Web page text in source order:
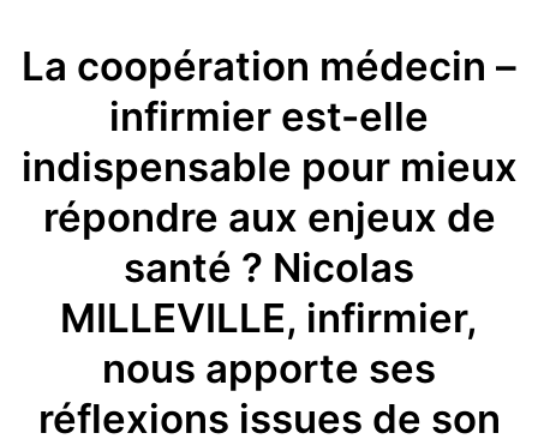
La coopération médecin –
infirmier est-elle
indispensable pour mieux
répondre aux enjeux de
santé ? Nicolas
MILLEVILLE, infirmier,
nous apporte ses
réflexions issues de son